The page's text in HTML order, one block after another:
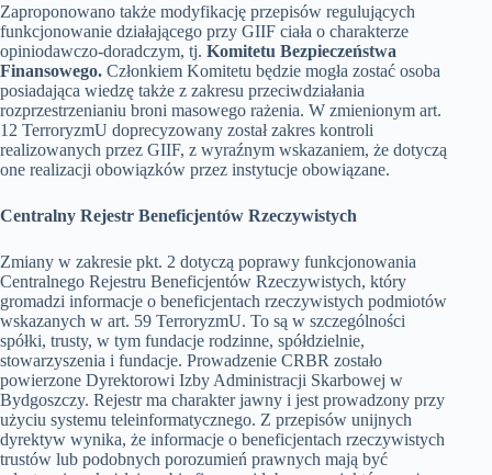
Zaproponowano także modyfikację przepisów regulujących
funkcjonowanie działającego przy GIIF ciała o charakterze
opiniodawczo-doradczym, tj. Komitetu Bezpieczeństwa
Finansowego. Członkiem Komitetu będzie mogła zostać osoba
posiadająca wiedzę także z zakresu przeciwdziałania
rozprzestrzenianiu broni masowego rażenia. W zmienionym art.
12 TerroryzmU doprecyzowany został zakres kontroli
realizowanych przez GIIF, z wyraźnym wskazaniem, że dotyczą
one realizacji obowiązków przez instytucje obowiązane.
Centralny Rejestr Beneficjentów Rzeczywistych
Zmiany w zakresie pkt. 2 dotyczą poprawy funkcjonowania
Centralnego Rejestru Beneficjentów Rzeczywistych, który
gromadzi informacje o beneficjentach rzeczywistych podmiotów
wskazanych w art. 59 TerroryzmU. To są w szczególności
spółki, trusty, w tym fundacje rodzinne, spółdzielnie,
stowarzyszenia i fundacje. Prowadzenie CRBR zostało
powierzone Dyrektorowi Izby Administracji Skarbowej w
Bydgoszczy. Rejestr ma charakter jawny i jest prowadzony przy
użyciu systemu teleinformatycznego. Z przepisów unijnych
dyrektyw wynika, że informacje o beneficjentach rzeczywistych
trustów lub podobnych porozumień prawnych mają być